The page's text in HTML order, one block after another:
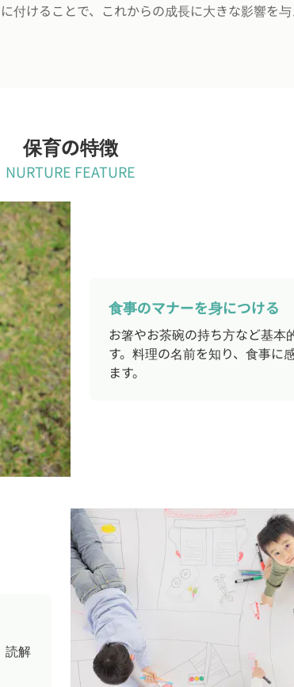
付けることで、これからの成長に大きな影響を与
保育の特徴
NURTURE FEATURE
食事のマナーを身につける
お箸やお茶碗の持ち方など基本
す。料理の名前を知り、食事に
ます。
読解